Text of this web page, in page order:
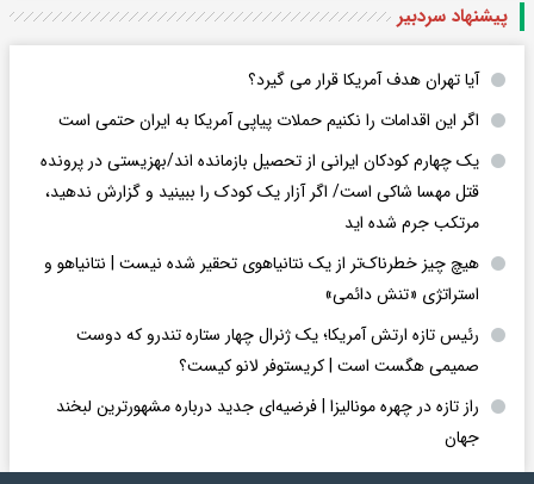
پیشنهاد سردبیر
آیا تهران هدف آمریکا قرار می گیرد؟
اگر این اقدامات را نکنیم حملات پیاپی آمریکا به ایران حتمی است
یک چهارم کودکان ایرانی از تحصیل بازمانده اند/بهزیستی در پرونده
قتل مهسا شاکی است/ اگر آزار یک کودک را ببینید و گزارش ندهید،
مرتکب جرم شده اید
هیچ چیز خطرناک‌تر از یک نتانیاهوی تحقیر شده نیست | نتانیاهو و
استراتژی «تنش دائمی»
رئیس تازه ارتش آمریکا؛ یک ژنرال چهار ستاره تندرو که دوست
صمیمی هگست است | کریستوفر لانو کیست؟
راز تازه در چهره مونالیزا | فرضیه‌ای جدید درباره مشهورترین لبخند
جهان